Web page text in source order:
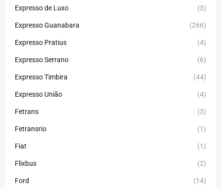
Expresso de Luxo (3)
Expresso Guanabara (266)
Expresso Pratius (4)
Expresso Serrano (6)
Expresso Timbira (44)
Expresso União (4)
Fetrans (3)
Fetransrio (1)
Fiat (1)
Flixbus (2)
Ford (14)